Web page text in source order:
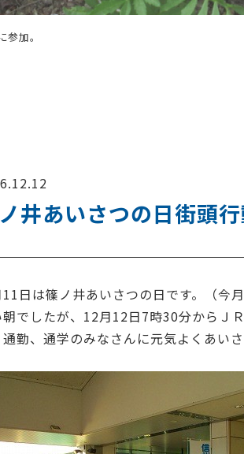
加。
井あいさつの日街頭行
日は篠ノ井あいさつの日です。（今
でしたが、12月12日7時30分からＪ
勤、通学のみなさんに元気よくあいさ